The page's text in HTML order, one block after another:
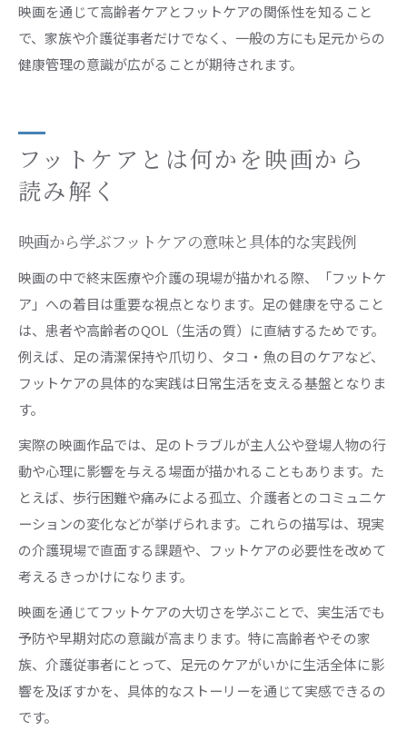
映画を通じて高齢者ケアとフットケアの関係性を知ること
で、家族や介護従事者だけでなく、一般の方にも足元からの
健康管理の意識が広がることが期待されます。
フットケアとは何かを映画から
読み解く
映画から学ぶフットケアの意味と具体的な実践例
映画の中で終末医療や介護の現場が描かれる際、「フットケ
ア」への着目は重要な視点となります。足の健康を守ること
は、患者や高齢者のQOL（生活の質）に直結するためです。
例えば、足の清潔保持や爪切り、タコ・魚の目のケアなど、
フットケアの具体的な実践は日常生活を支える基盤となりま
す。
実際の映画作品では、足のトラブルが主人公や登場人物の行
動や心理に影響を与える場面が描かれることもあります。た
とえば、歩行困難や痛みによる孤立、介護者とのコミュニケ
ーションの変化などが挙げられます。これらの描写は、現実
の介護現場で直面する課題や、フットケアの必要性を改めて
考えるきっかけになります。
映画を通じてフットケアの大切さを学ぶことで、実生活でも
予防や早期対応の意識が高まります。特に高齢者やその家
族、介護従事者にとって、足元のケアがいかに生活全体に影
響を及ぼすかを、具体的なストーリーを通じて実感できるの
です。